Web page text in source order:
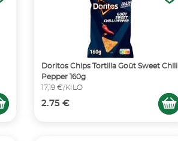
Doritos Chips Tortilla Goût Sweet Chili
Pepper 160g
17,19 €/KILO
2.75 €